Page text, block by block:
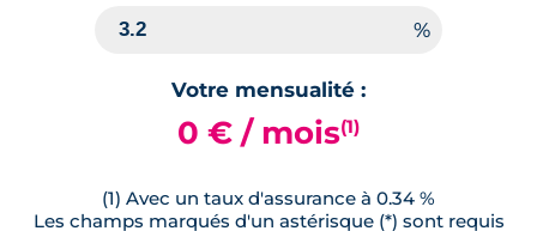
Votre mensualité :
0 € / mois(1)
(1) Avec un taux d'assurance à 0.34 %
Les champs marqués d'un astérisque (*) sont requis